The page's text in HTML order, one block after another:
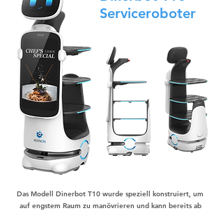
Serviceroboter
Das Modell Dinerbot T10 wurde speziell konstruiert, um
auf engstem Raum zu manövrieren und kann bereits ab